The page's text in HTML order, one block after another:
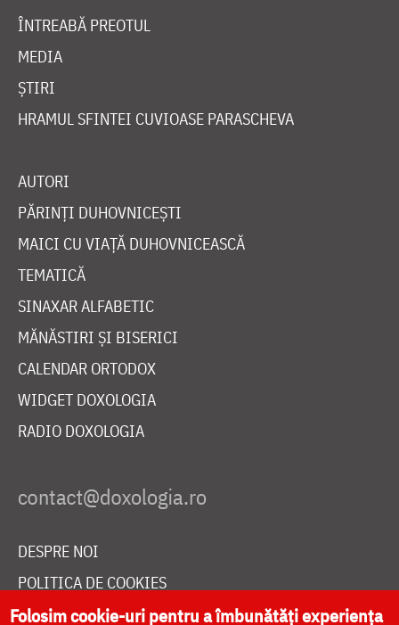
ÎNTREABĂ PREOTUL
MEDIA
ȘTIRI
HRAMUL SFINTEI CUVIOASE PARASCHEVA
AUTORI
PĂRINȚI DUHOVNICEȘTI
MAICI CU VIAȚĂ DUHOVNICEASCĂ
TEMATICĂ
SINAXAR ALFABETIC
MĂNĂSTIRI ȘI BISERICI
CALENDAR ORTODOX
WIDGET DOXOLOGIA
RADIO DOXOLOGIA
DESPRE NOI
POLITICA DE COOKIES
DONEAZĂ ONLINE PENTRU CATEDRALA NAȚIONALĂ
Folosim cookie-uri pentru a îmbunătăți experiența